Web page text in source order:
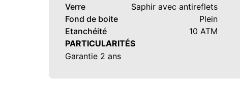
Verre
Saphir avec antireflets
Fond de boite
Plein
Etanchéité
10 ATM
PARTICULARITÉS
Garantie 2 ans